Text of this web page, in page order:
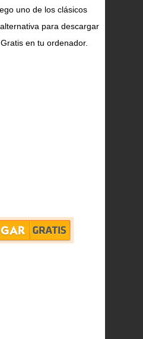
uno de los clásicos
para descargar
en tu ordenador.